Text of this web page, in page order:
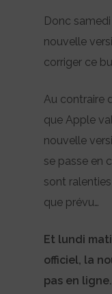
Donc
nouvelle
corriger ce
Au contraire
que Apple
nouvelle
se passe en
sont
que prévu…
Et lundi
officiel, la
pas en ligne.